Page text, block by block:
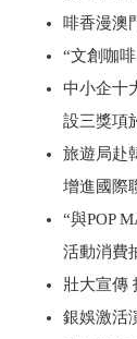
啡香漫澳
“文創咖
中小企十
設三獎項
旅遊局赴
增進國際
“與POP
活動消費
壯大宣傳
銀娛激活